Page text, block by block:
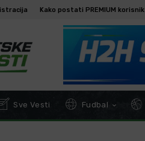
Kako postati PREMIUM korisnik
Sve Vesti Fudbal